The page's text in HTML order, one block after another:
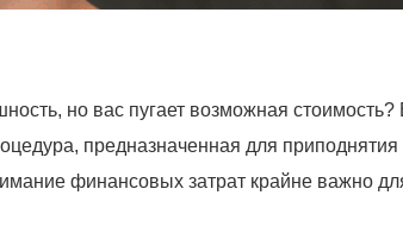
но вас пугает возможная
предназначенная для
финансовых затрат крайне важно